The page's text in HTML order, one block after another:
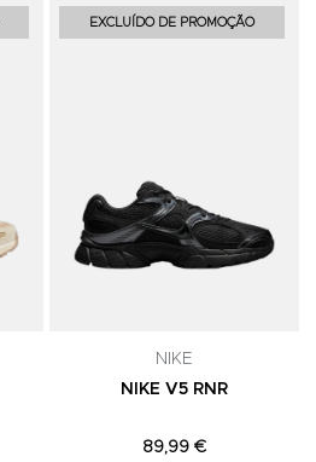
Adicionar aos Favoritos
EXCLUÍDO DE PROMOÇÃO
NIKE
NIKE V5 RNR
89,99 €